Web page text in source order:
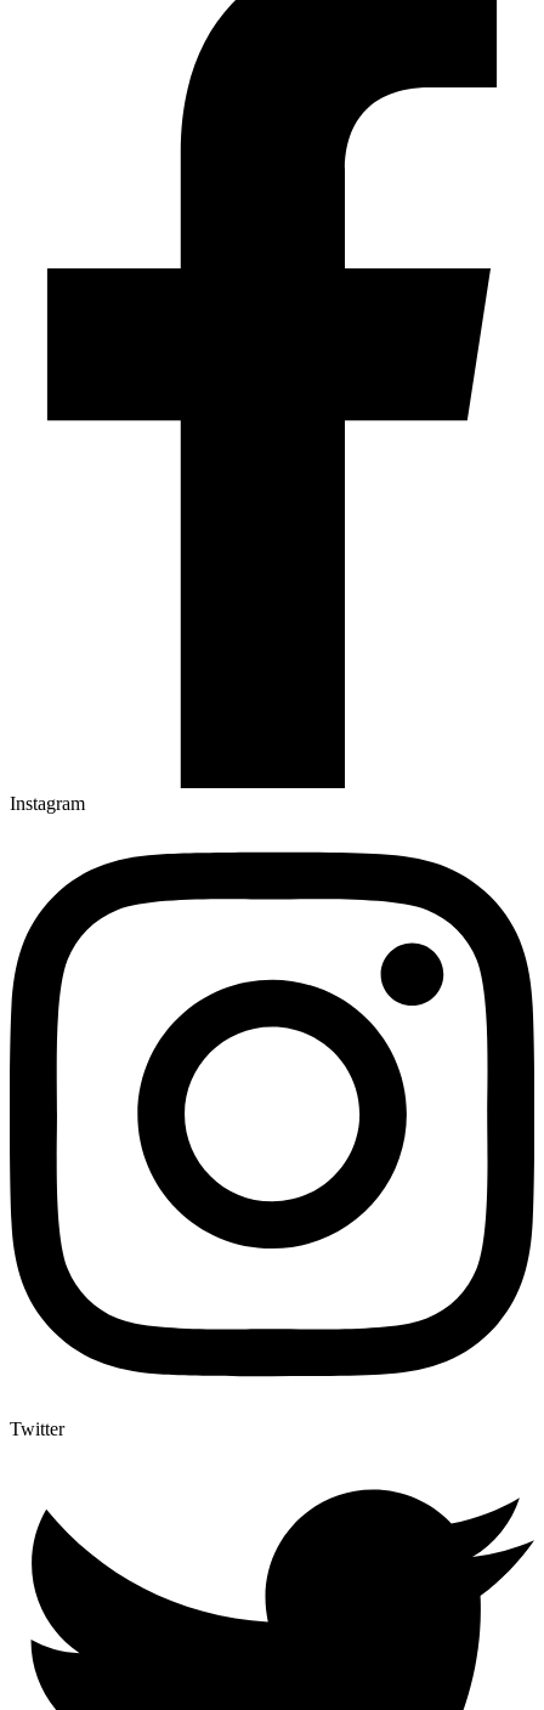
Instagram
Twitter